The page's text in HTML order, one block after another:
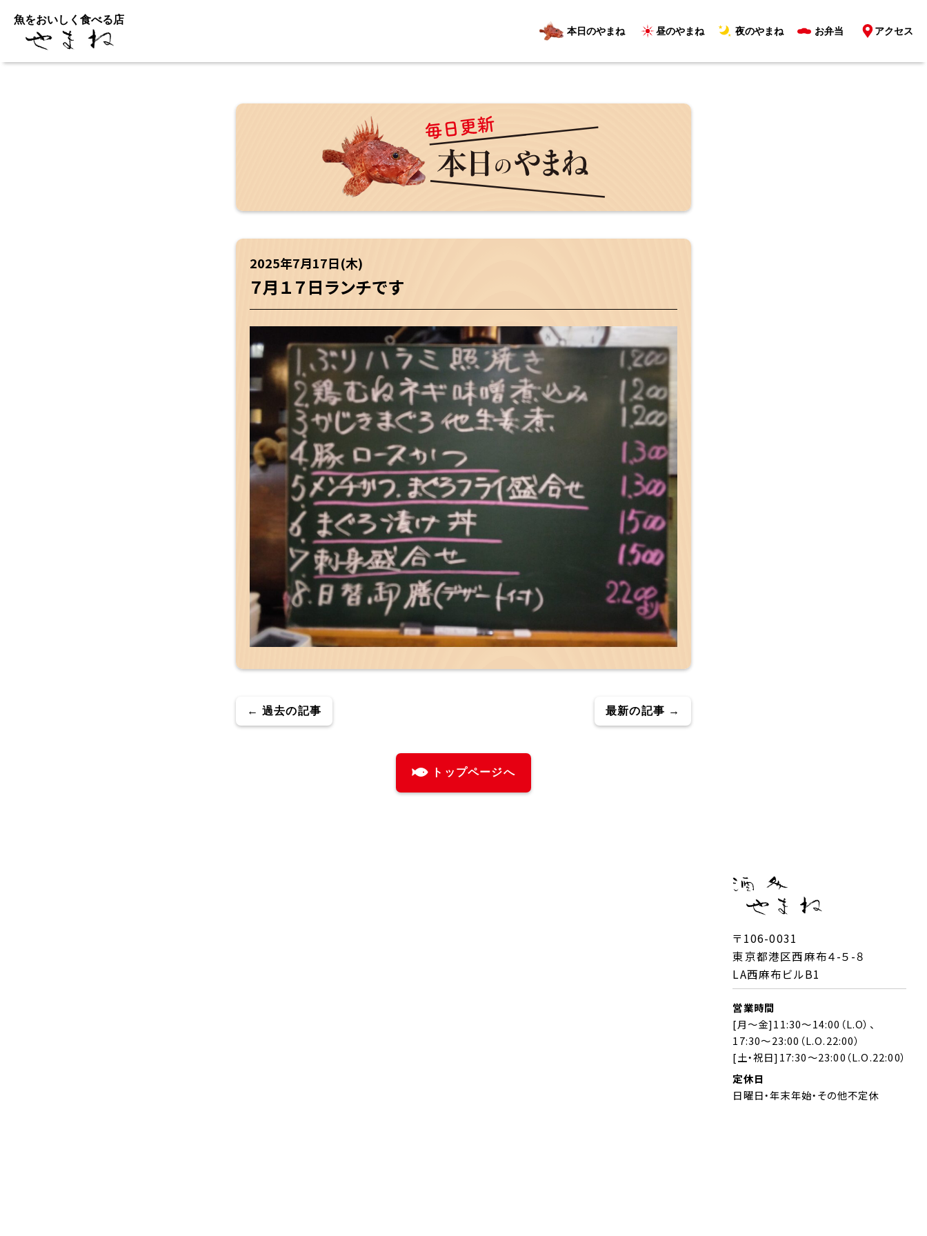
魚をおいしく食べる店
本日のやまね 昼のやまね 夜のやまね お弁当 アクセス
2025年7月17日(木)
７月１７日ランチです
← 過去の記事 最新の記事 →
トップページへ
〒106-0031
東京都港区西麻布４-５-８
LA西麻布ビルB1
営業時間
[月～金]11:30～14:00（L.O）、
17:30～23:00（L.O.22:00）
[土・祝日]17:30～23:00（L.O.22:00）
定休日
日曜日・年末年始・その他不定休